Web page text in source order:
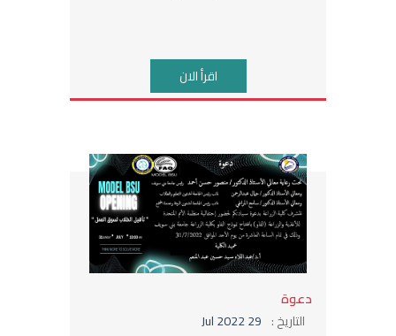
اقرأ الان
دعوة
التاريخ : 29 Jul 2022